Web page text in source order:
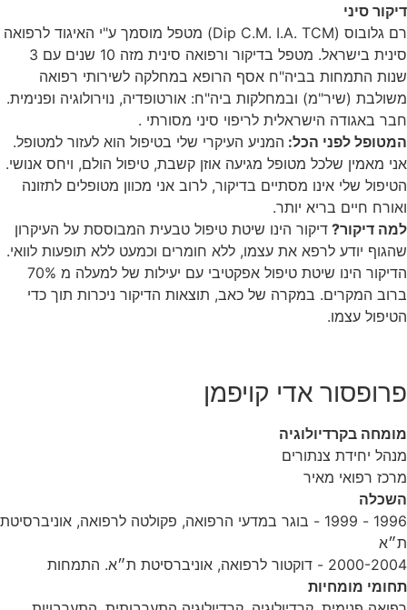
דיקור סיני
רם גלובוס (Dip C.M. I.A. TCM) מטפל מוסמך ע"י האיגוד לרפואה
סינית בישראל. מטפל בדיקור ורפואה סינית מזה 10 שנים עם 3
שנות התמחות בביה"ח אסף הרופא במחלקה לשירותי רפואה
משולבת (שיר"מ) ובמחלקות ביה"ח: אורטופדיה, נוירולוגיה ופנימית.
חבר באגודה הישראלית לריפוי סיני מסורתי .
המטופל לפני הכל: המניע העיקרי שלי בטיפול הוא לעזור למטופל.
אני מאמין שלכל מטופל מגיעה אוזן קשבת, טיפול הולם, ויחס אנושי.
הטיפול שלי אינו מסתיים בדיקור, לרוב אני מכוון מטופלים לתזונה
ואורח חיים בריא יותר.
למה דיקור? דיקור הינו שיטת טיפול טבעית המבוססת על העיקרון
שהגוף יודע לרפא את עצמו, ללא חומרים וכמעט ללא תופעות לוואי.
הדיקור הינו שיטת טיפול אפקטיבי עם יעילות של למעלה מ 70%
ברוב המקרים. במקרה של כאב, תוצאות הדיקור ניכרות תוך כדי
הטיפול עצמו.
פרופסור אדי קויפמן
מומחה בקרדיולוגיה
מנהל יחידת צנתורים
מרכז רפואי מאיר
השכלה
1996 - 1999 - בוגר במדעי הרפואה, פקולטה לרפואה, אוניברסיטת
ת״א
2000-2004 - דוקטור לרפואה, אוניברסיטת ת״א. התמחות
תחומי מומחיות